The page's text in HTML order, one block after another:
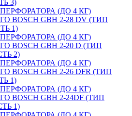
3)
(ДО 4 КГ)
BOSCH GBH 2-28 DV (ТИП
1)
(ДО 4 КГ)
BOSCH GBH 2-20 D (ТИП
2)
(ДО 4 КГ)
BOSCH GBH 2-26 DFR (ТИП
1)
(ДО 4 КГ)
BOSCH GBH 2-24DF (ТИП
1)